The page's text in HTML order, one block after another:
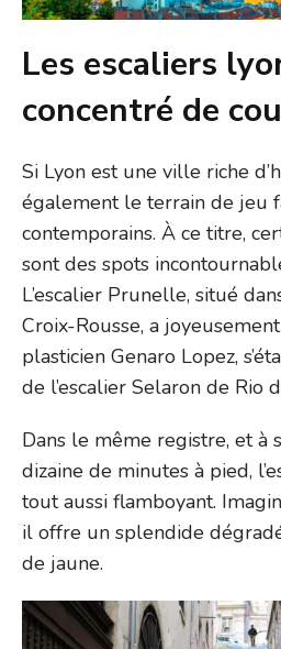
Les escaliers
concentré de
Si Lyon est une ville riche
également le terrain de jeu
contemporains. À ce titre,
sont des spots
L’escalier Prunelle, situé
Croix-Rousse, a
plasticien Genaro Lopez,
de l’escalier Selaron de Rio
Dans le même registre, et à
dizaine de minutes à pied,
tout aussi flamboyant.
il offre un splendide
de jaune.